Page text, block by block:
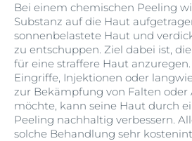
Bei einem chemischen Peeling
Substanz auf die Haut
sonnenbelastete Haut und
zu entschuppen. Ziel dabei ist,
für eine straffere Haut
Eingriffe, Injektionen oder
zur Bekämpfung von Falten oder
möchte, kann seine Haut durch
Peeling nachhaltig verbessern.
solche Behandlung sehr